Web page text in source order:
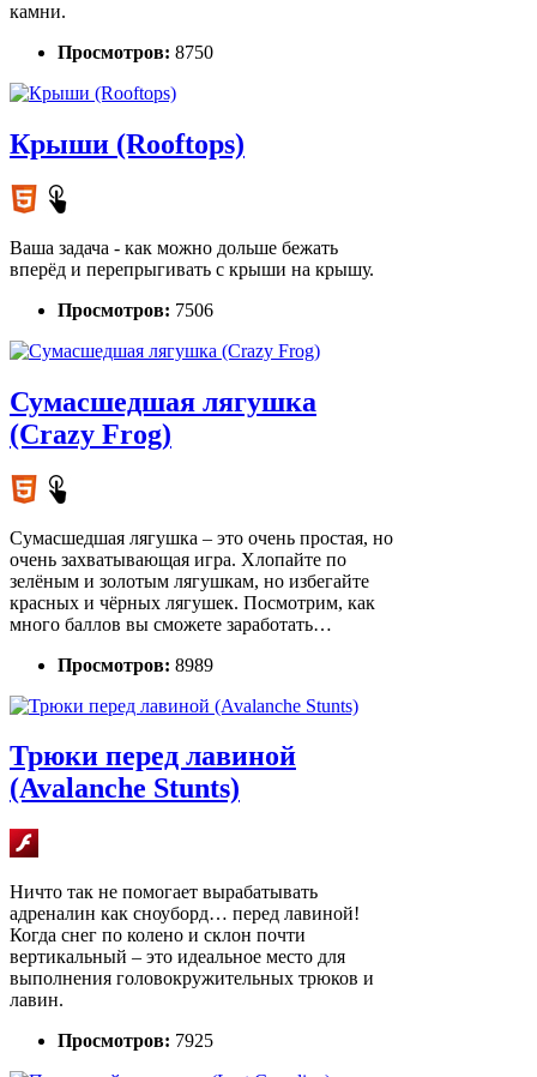
камни.
Просмотров: 8750
Крыши (Rooftops)
Ваша задача - как можно дольше бежать
вперёд и перепрыгивать с крыши на крышу.
Просмотров: 7506
Сумасшедшая лягушка
(Crazy Frog)
Сумасшедшая лягушка – это очень простая, но
очень захватывающая игра. Хлопайте по
зелёным и золотым лягушкам, но избегайте
красных и чёрных лягушек. Посмотрим, как
много баллов вы сможете заработать…
Просмотров: 8989
Трюки перед лавиной
(Avalanche Stunts)
Ничто так не помогает вырабатывать
адреналин как сноуборд… перед лавиной!
Когда снег по колено и склон почти
вертикальный – это идеальное место для
выполнения головокружительных трюков и
лавин.
Просмотров: 7925